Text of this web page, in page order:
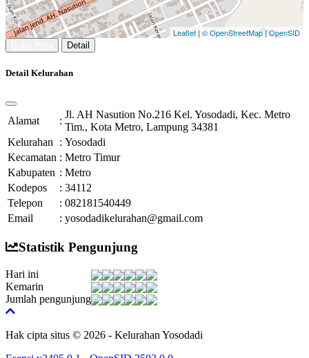
Leaflet | © OpenStreetMap|OpenSID
Detail
Detail Kelurahan
Alamat :
Jl. AH Nasution No.216 Kel. Yosodadi, Kec. Metro
Tim., Kota Metro, Lampung 34381
Kelurahan
: Yosodadi
Kecamatan : Metro Timur
Kabupaten : Metro
Kodepos
: 34112
Telepon
: 082181540449
Email
: yosodadikelurahan@gmail.com
Statistik Pengunjung
Hari ini
Kemarin
Jumlah pengunjung
Hak cipta situs © 2026 - Kelurahan Yosodadi